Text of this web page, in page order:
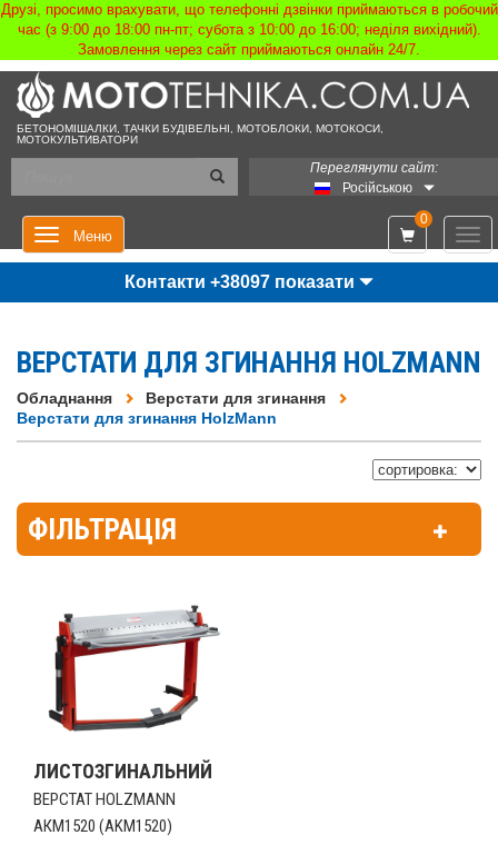
Друзі, просимо врахувати, що телефонні дзвінки приймаються в робочий
час (з 9:00 до 18:00 пн-пт; субота з 10:00 до 16:00; неділя вихідний).
Замовлення через сайт приймаються онлайн 24/7.
БЕТОНОМІШАЛКИ, ТАЧКИ БУДІВЕЛЬНІ, МОТОБЛОКИ, МОТОКОСИ,
МОТОКУЛЬТИВАТОРИ
Переглянути сайт:
Російською
Меню
0
Контакти +38097 показати
ВЕРСТАТИ ДЛЯ ЗГИНАННЯ HOLZMANN
Обладнання
Верстати для згинання
Верстати для згинання HolzMann
ФІЛЬТРАЦІЯ
ЛИСТОЗГИНАЛЬНИЙ
ВЕРСТАТ HOLZMANN
АКМ1520 (AKM1520)